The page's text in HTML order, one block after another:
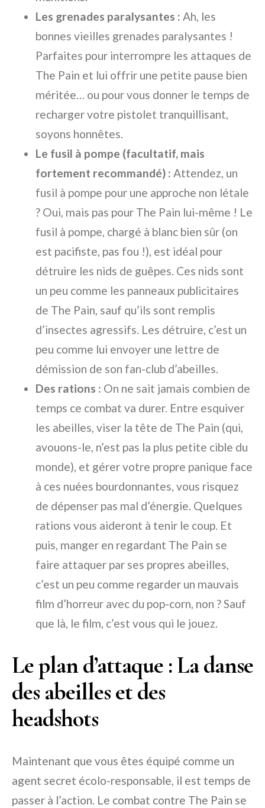
Les grenades paralysantes : Ah, les
bonnes vieilles grenades paralysantes !
Parfaites pour interrompre les attaques de
The Pain et lui offrir une petite pause bien
méritée… ou pour vous donner le temps de
recharger votre pistolet tranquillisant,
soyons honnêtes.
Le fusil à pompe (facultatif, mais
fortement recommandé) : Attendez, un
fusil à pompe pour une approche non létale
? Oui, mais pas pour The Pain lui-même ! Le
fusil à pompe, chargé à blanc bien sûr (on
est pacifiste, pas fou !), est idéal pour
détruire les nids de guêpes. Ces nids sont
un peu comme les panneaux publicitaires
de The Pain, sauf qu’ils sont remplis
d’insectes agressifs. Les détruire, c’est un
peu comme lui envoyer une lettre de
démission de son fan-club d’abeilles.
Des rations : On ne sait jamais combien de
temps ce combat va durer. Entre esquiver
les abeilles, viser la tête de The Pain (qui,
avouons-le, n’est pas la plus petite cible du
monde), et gérer votre propre panique face
à ces nuées bourdonnantes, vous risquez
de dépenser pas mal d’énergie. Quelques
rations vous aideront à tenir le coup. Et
puis, manger en regardant The Pain se
faire attaquer par ses propres abeilles,
c’est un peu comme regarder un mauvais
film d’horreur avec du pop-corn, non ? Sauf
que là, le film, c’est vous qui le jouez.
Le plan d’attaque : La danse
des abeilles et des
headshots
Maintenant que vous êtes équipé comme un
agent secret écolo-responsable, il est temps de
passer à l’action. Le combat contre The Pain se